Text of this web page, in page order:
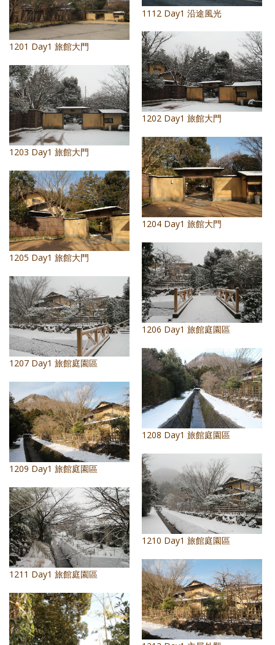
1112 Day1 沿途風光
1201 Day1 旅館大門
1202 Day1 旅館大門
1203 Day1 旅館大門
1204 Day1 旅館大門
1205 Day1 旅館大門
1206 Day1 旅館庭園區
1207 Day1 旅館庭園區
1208 Day1 旅館庭園區
1209 Day1 旅館庭園區
1210 Day1 旅館庭園區
1211 Day1 旅館庭園區